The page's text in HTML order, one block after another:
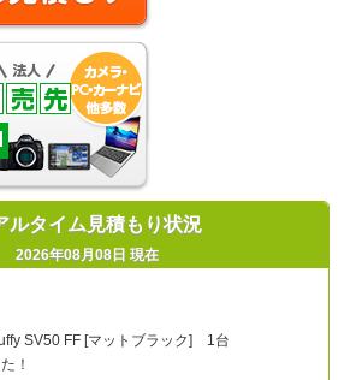
ルタイム見積もり状況
2026年08月08日 現在